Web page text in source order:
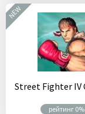
рейтинг 0%
NEW